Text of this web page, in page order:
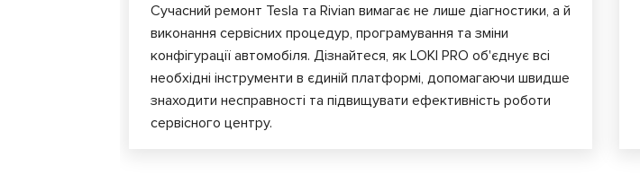
Сучасний ремонт Tesla та Rivian вимагає не лише діагностики, а й
виконання сервісних процедур, програмування та зміни
конфігурації автомобіля. Дізнайтеся, як LOKI PRO об'єднує всі
необхідні інструменти в єдиній платформі, допомагаючи швидше
знаходити несправності та підвищувати ефективність роботи
сервісного центру.